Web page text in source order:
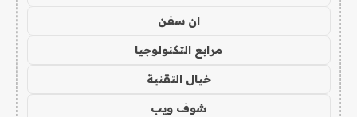
ان سفن
مرابع التكنولوجيا
خيال التقنية
شوف ويب